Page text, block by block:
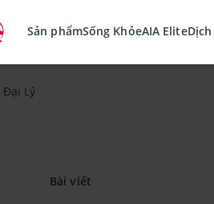
Sản phẩmSống KhỏeAIA Elite
Đại Lý
Bài viết